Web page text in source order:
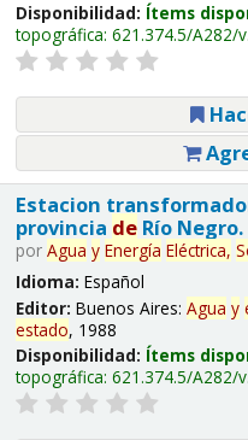
Disponibilidad: Ítems
topográfica: 621.374.5/A282/
Estacion
provincia deRío Negro.
por Agua y Energía Eléctrica,
Idioma: Español
Editor: Buenos Aires: Agua y
estado, 1988
Disponibilidad: Ítems
topográfica: 621.374.5/A282/